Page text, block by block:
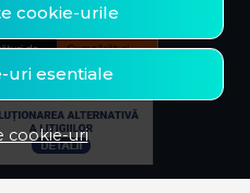
cookie-urile
uri esentiale
cookie-uri